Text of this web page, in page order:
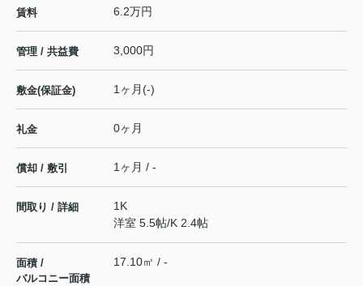
賃料 6.2万円
管理 / 共益費 3,000円
敷金(保証金) 1ヶ月(-)
礼金 0ヶ月
償却 / 敷引 1ヶ月 / -
間取り / 詳細
1K
洋室 5.5帖/K 2.4帖
面積 /
バルコニー面積
17.10㎡ / -